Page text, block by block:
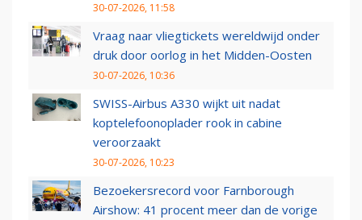
30-07-2026, 11:58
Vraag naar vliegtickets wereldwijd onder
druk door oorlog in het Midden-Oosten
30-07-2026, 10:36
SWISS-Airbus A330 wijkt uit nadat
koptelefoonoplader rook in cabine
veroorzaakt
30-07-2026, 10:23
Bezoekersrecord voor Farnborough
Airshow: 41 procent meer dan de vorige